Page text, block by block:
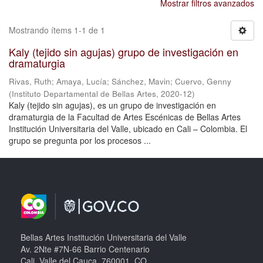
Mostrar filtros avanzados
Mostrando ítems 1-1 de 1
Kaly (tejido sin agujas) grupo de investigación en
dramaturgia
Rivas, Ruth; Amaya, Lucía; Sánchez, Mavin; Cuervo, Genny
(Instituto Departamental de Bellas Artes, 2020-12)
Kaly (tejido sin agujas), es un grupo de investigación en
dramaturgia de la Facultad de Artes Escénicas de Bellas Artes
Institución Universitaria del Valle, ubicado en Cali – Colombia. El
grupo se pregunta por los procesos ...
Bellas Artes Institución Universitaria del Valle
Av. 2Nte #7N-66 Barrio Centenario
Cali, Valle del Cauca, 760001, CO